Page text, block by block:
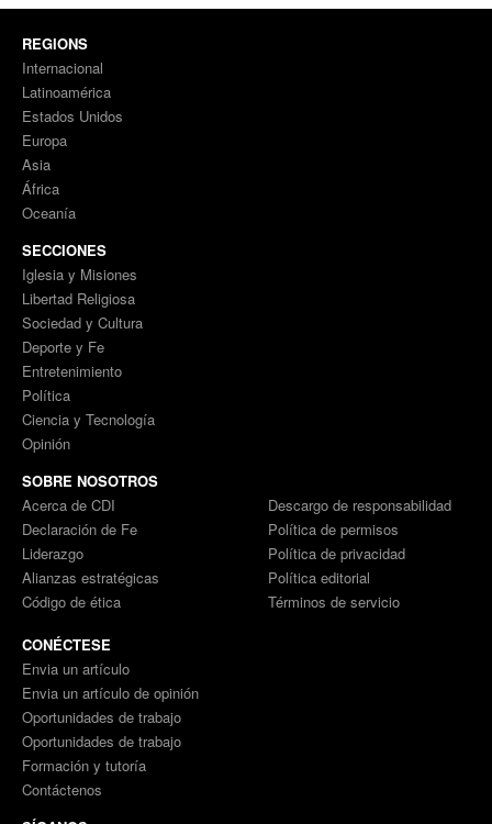
REGIONS
Internacional
Latinoamérica
Estados Unidos
Europa
Asia
África
Oceanía
SECCIONES
Iglesia y Misiones
Libertad Religiosa
Sociedad y Cultura
Deporte y Fe
Entretenimiento
Política
Ciencia y Tecnología
Opinión
SOBRE NOSOTROS
Acerca de CDI
Declaración de Fe
Liderazgo
Alianzas estratégicas
Código de ética
Descargo de responsabilidad
Política de permisos
Política de privacidad
Política editorial
Términos de servicio
CONÉCTESE
Envia un artículo
Envia un artículo de opinión
Oportunidades de trabajo
Oportunidades de trabajo
Formación y tutoría
Contáctenos